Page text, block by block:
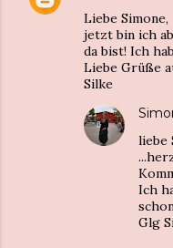
Liebe Simone,
jetzt bin ich
da bist! Ich
Liebe Grüße
Silke
liebe
Ich
Glg